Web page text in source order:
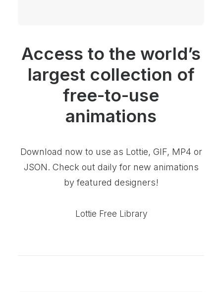
Access to the world’s
largest collection of
free-to-use
animations
Download now to use as Lottie, GIF, MP4 or
JSON. Check out daily for new animations
by featured designers!
Lottie Free Library